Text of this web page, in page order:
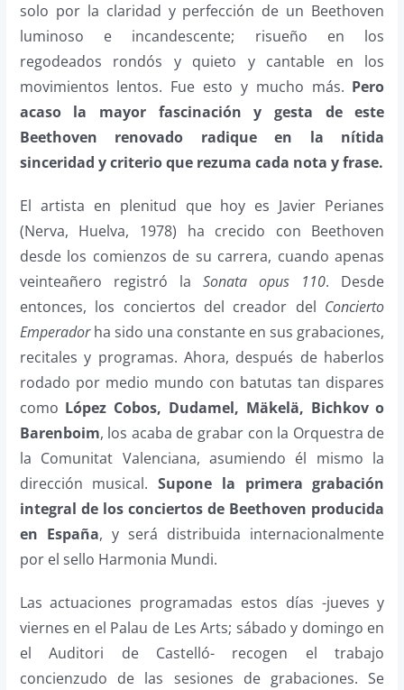
solo por la claridad y perfección de un Beethoven
luminoso e incandescente; risueño en los
regodeados rondós y quieto y cantable en los
movimientos lentos. Fue esto y mucho más. Pero
acaso la mayor fascinación y gesta de este
Beethoven renovado radique en la nítida
sinceridad y criterio que rezuma cada nota y frase.
El artista en plenitud que hoy es Javier Perianes
(Nerva, Huelva, 1978) ha crecido con Beethoven
desde los comienzos de su carrera, cuando apenas
veinteañero registró la Sonata opus 110. Desde
entonces, los conciertos del creador del Concierto
Emperadorha sido una constante en sus grabaciones,
recitales y programas. Ahora, después de haberlos
rodado por medio mundo con batutas tan dispares
como López Cobos, Dudamel, Mäkelä, Bichkov o
Barenboim, los acaba de grabar con la Orquestra de
la Comunitat Valenciana, asumiendo él mismo la
dirección musical.Supone la primera grabación
integral de los conciertos de Beethoven producida
en España, y será distribuida internacionalmente
por el sello Harmonia Mundi.
Las actuaciones programadas estos días -jueves y
viernes en el Palau de Les Arts; sábado y domingo en
el Auditori de Castelló- recogen el trabajo
concienzudo de las sesiones de grabaciones. Se